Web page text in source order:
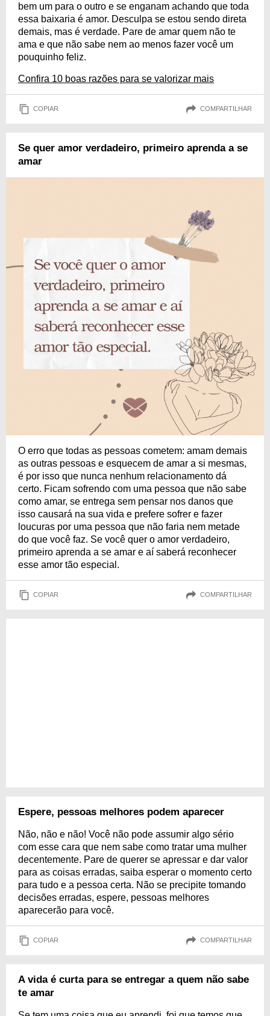
bem um para o outro e se enganam achando que toda
essa baixaria é amor. Desculpa se estou sendo direta
demais, mas é verdade. Pare de amar quem não te
ama e que não sabe nem ao menos fazer você um
pouquinho feliz.
Confira 10 boas razões para se valorizar mais
COPIAR COMPARTILHAR
Se quer amor verdadeiro, primeiro aprenda a se
amar
O erro que todas as pessoas cometem: amam demais
as outras pessoas e esquecem de amar a si mesmas,
é por isso que nunca nenhum relacionamento dá
certo. Ficam sofrendo com uma pessoa que não sabe
como amar, se entrega sem pensar nos danos que
isso causará na sua vida e prefere sofrer e fazer
loucuras por uma pessoa que não faria nem metade
do que você faz. Se você quer o amor verdadeiro,
primeiro aprenda a se amar e aí saberá reconhecer
esse amor tão especial.
COPIAR COMPARTILHAR
Espere, pessoas melhores podem aparecer
Não, não e não! Você não pode assumir algo sério
com esse cara que nem sabe como tratar uma mulher
decentemente. Pare de querer se apressar e dar valor
para as coisas erradas, saiba esperar o momento certo
para tudo e a pessoa certa. Não se precipite tomando
decisões erradas, espere, pessoas melhores
aparecerão para você.
COPIAR COMPARTILHAR
A vida é curta para se entregar a quem não sabe
te amar